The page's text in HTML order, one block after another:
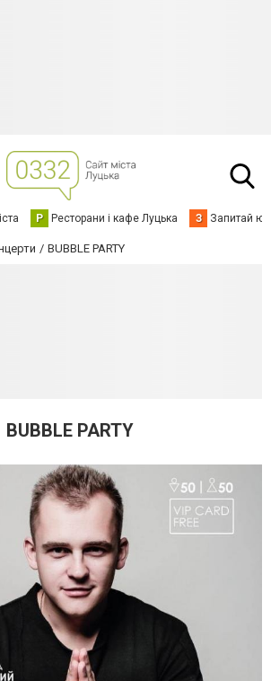
Р Ресторани і кафе Луцька З Запитай
BUBBLE PARTY
BUBBLE PARTY